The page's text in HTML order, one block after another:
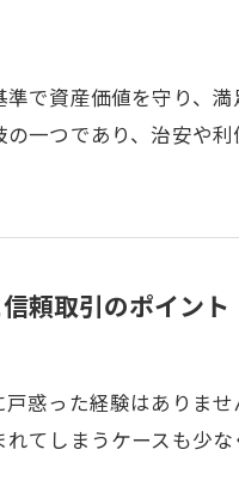
で資産価値を守り、
一つであり、治安や
頼取引のポイント
惑った経験はありま
てしまうケースも少